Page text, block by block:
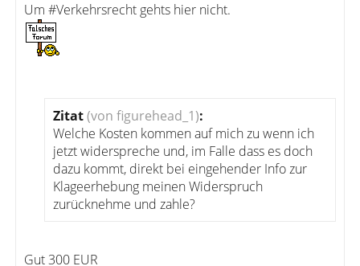
Um #Verkehrsrecht gehts hier nicht.
Zitat(von figurehead_1):
Welche Kosten kommen auf mich zu wenn ich
jetzt widerspreche und, im Falle dass es doch
dazu kommt, direkt bei eingehender Info zur
Klageerhebung meinen Widerspruch
zurücknehme und zahle?
Gut 300 EUR